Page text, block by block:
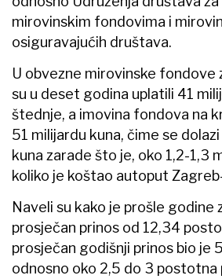
mirovinskim fondovima i
osiguravajućih društava.
U obvezne mirovinske fondove
su u deset godina uplatili 41
štednje, a imovina fondova na
51 milijardu kuna, čime se
kuna zarade što je, oko 1,2-1,3
koliko je koštao autoput
Naveli su kako je prošle godine
prosječan prinos od 12,34
prosječan godišnji prinos bio je
odnosno oko 2,5 do 3 postotna